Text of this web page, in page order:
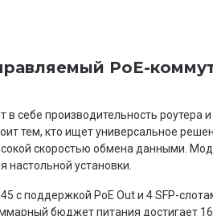
PoE-
в себе производительность роутера
тем, кто ищет универсальное
скоростью обмена данными.
установки.
с поддержкой PoE Out и 4 SFP-
бюджет питания достигает